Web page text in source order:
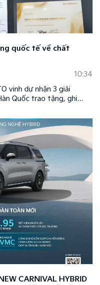
quốc tế về chất
10:34
vinh dự nhận 3 giải
Quốc trao tặng, ghi
CARNIVAL HYBRID